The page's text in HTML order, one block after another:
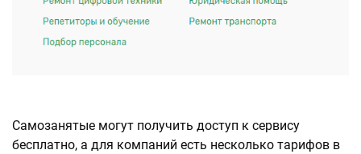
Самозанятые могут получить доступ к сервису
бесплатно, а для компаний есть несколько тарифов в